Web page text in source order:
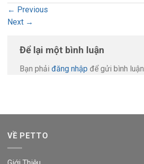
← Previous
Next →
Để lại một bình luận
Bạn phải đăng nhập để gửi bình luận.
VỀ PETTO